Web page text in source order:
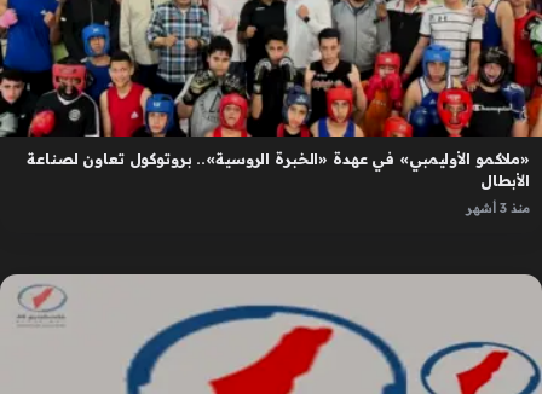
«ملاكمو الأوليمبي» في عهدة «الخبرة الروسية».. بروتوكول تعاون لصناعة
الأبطال
منذ 3 أشهر